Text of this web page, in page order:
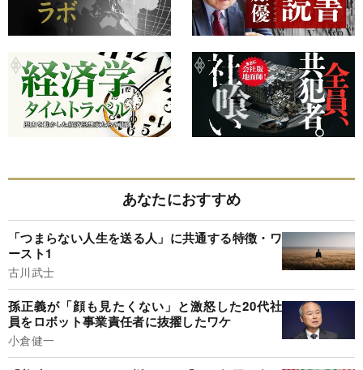
あなたにおすすめ
「つまらない人生を送る人」に共通する特徴・ワ
ースト1
古川武士
孫正義が「顔も見たくない」と激怒した20代社
員をロボット事業責任者に抜擢したワケ
小倉健一